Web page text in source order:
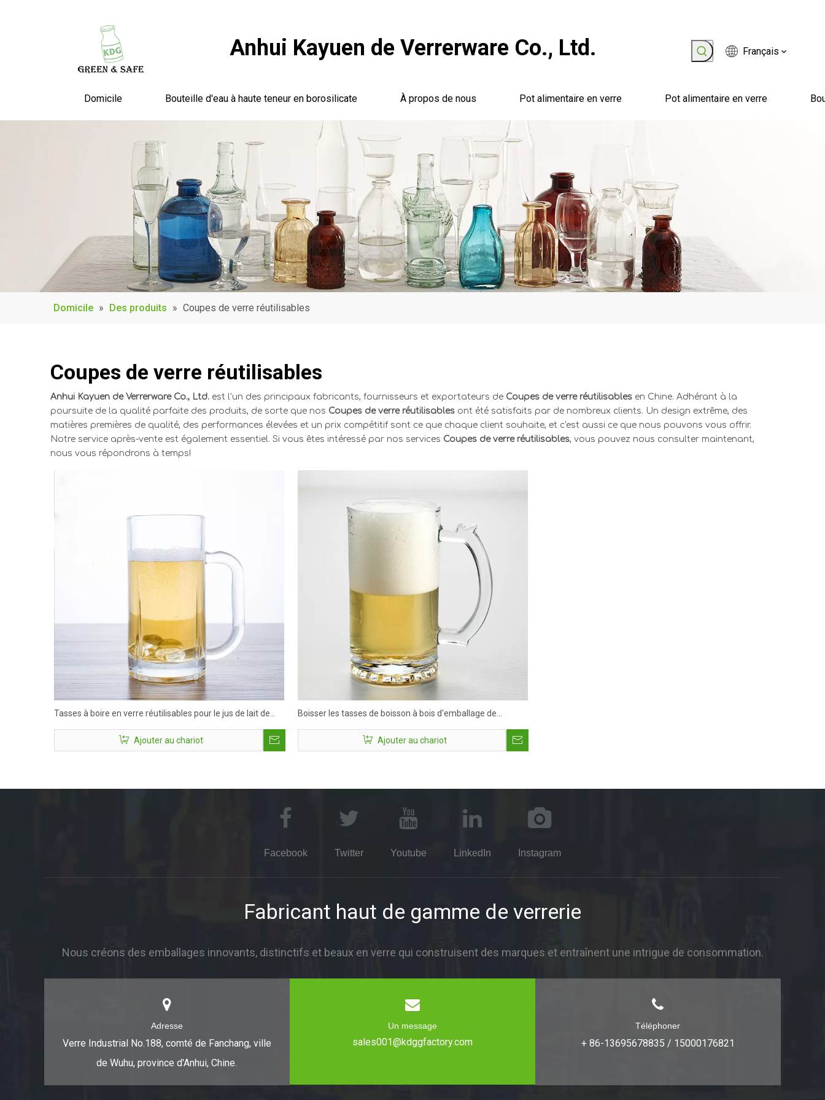
Anhui Kayuen de Verrerware Co., Ltd. Français
Domicile Bouteille d'eau à haute teneur en borosilicate À propos de nous Pot alimentaire en verre Pot alimentaire en verre
Domicile » Des produits » Coupes de verre réutilisables
Coupes de verre réutilisables
Anhui Kayuen de Verrerware Co., Ltd. est l'un des principaux fabricants, fournisseurs et exportateurs de Coupes de verre réutilisables en Chine. Adhérant à la
poursuite de la qualité parfaite des produits, de sorte que nos Coupes de verre réutilisables ont été satisfaits par de nombreux clients. Un design extrême, des
matières premières de qualité, des performances élevées et un prix compétitif sont ce que chaque client souhaite, et c'est aussi ce que nous pouvons vous offrir.
Notre service après-vente est également essentiel. Si vous êtes intéressé par nos services Coupes de verre réutilisables, vous pouvez nous consulter maintenant,
nous vous répondrons à temps!
Tasses à boire en verre réutilisables pour le jus de lait de
café
Ajouter au chariot
Boisser les tasses de boisson à bois d'emballage de
boisson avec poignée
Ajouter au chariot
Facebook Twitter Youtube LinkedIn Instagram
Fabricant haut de gamme de verrerie
Nous créons des emballages innovants, distinctifs et beaux en verre qui construisent des marques et entraînent une intrigue de consommation.
Adresse
Verre Industrial No.188, comté de Fanchang, ville
de Wuhu, province d'Anhui, Chine.
Un message
sales001@kdggfactory.com
Téléphoner
+ 86-13695678835 / 15000176821